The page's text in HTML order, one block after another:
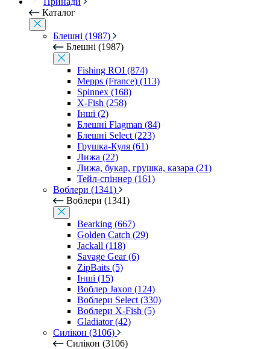
Каталог
Блешні (1987)
Блешні (1987)
Fishing ROI (874)
Mepps (France) (113)
Spinnex (168)
X-Fish (258)
Інші (2)
Блешні Flagman (84)
Блешні Select (223)
Грушка-Куля (61)
Лижа (22)
Лижа, букар, грушка, казара (21)
Тейл-спіннер (161)
Воблери (1341)
Воблери (1341)
Bearking (667)
Golden Catch (29)
Jackall (118)
Savage Gear (6)
ZipBaits (5)
Інші (15)
Воблер Jaxon (124)
Воблери Select (330)
Воблери X-Fish (5)
Gladiator (42)
Силікон (3106)
Силікон (3106)